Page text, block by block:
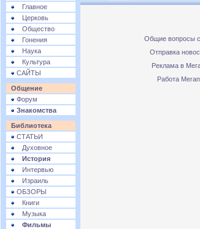
Главное
Церковь
Общество
Гонения
Наука
Культура
САЙТЫ
Общение
Форум
Знакомства
Библиотека
СТАТЬИ
Духовное
История
Интервью
Израиль
ОБЗОРЫ
Книги
Музыка
Фильмы
Общие вопросы
Отправка
Реклама в
Работа